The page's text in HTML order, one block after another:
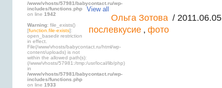
/www/vhosts/57981/babycontact.ru/wp-
includes/functions.php
on line 1942
Warning: file_exists()
[function.file-exists]:
open_basedir restriction
in effect.
File(/www/vhosts/babycontact.ru/html/wp-
content/uploads) is not
within the allowed path(s):
(/www/vhosts/57981:/tmp:/usr/local/lib/php)
in
/www/vhosts/57981/babycontact.ru/wp-
includes/functions.php
on line 1933
View all
Ольга Зотова /
послевкусие , фото